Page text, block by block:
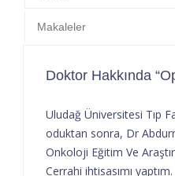
Makaleler
Doktor Hakkında
Uludağ Üniversitesi Tıp
oduktan sonra, Dr
Onkoloji Eğitim Ve
Cerrahi ihtisasımı